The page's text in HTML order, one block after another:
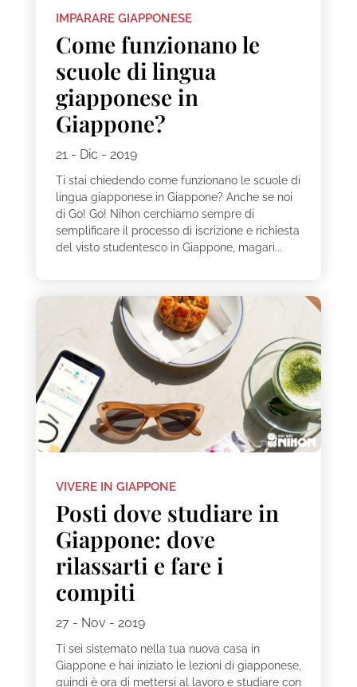
IMPARARE GIAPPONESE
Come funzionano le
scuole di lingua
giapponese in
Giappone?
21 - Dic - 2019
Ti stai chiedendo come funzionano le scuole di
lingua giapponese in Giappone? Anche se noi
di Go! Go! Nihon cerchiamo sempre di
semplificare il processo di iscrizione e richiesta
del visto studentesco in Giappone, magari...
VIVERE IN GIAPPONE
Posti dove studiare in
Giappone: dove
rilassarti e fare i
compiti
27 - Nov - 2019
Ti sei sistemato nella tua nuova casa in
Giappone e hai iniziato le lezioni di giapponese,
quindi è ora di mettersi al lavoro e studiare con